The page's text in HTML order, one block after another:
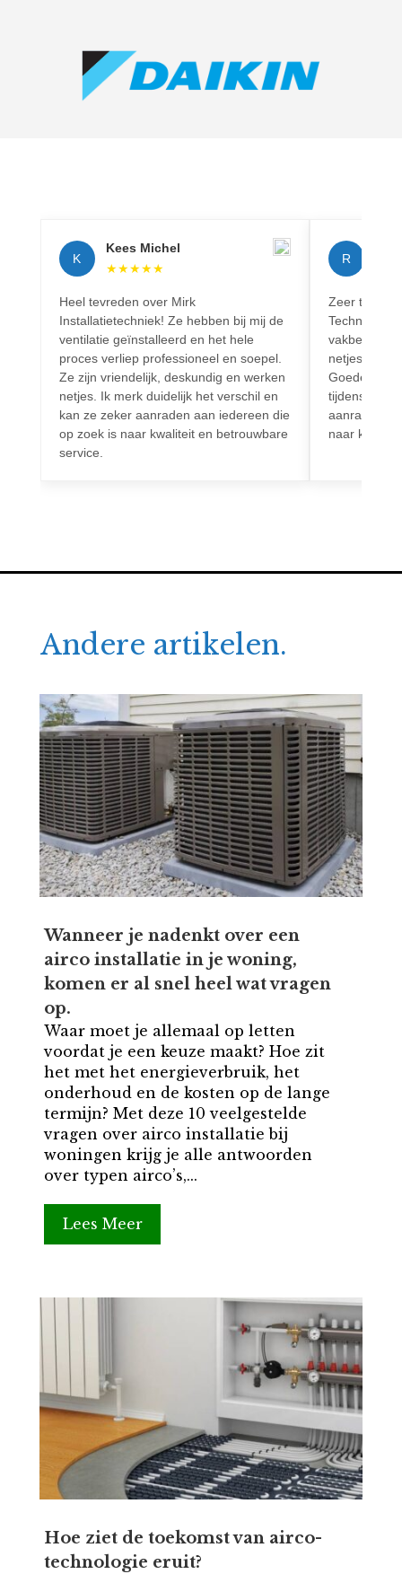
K
Kees Michel
★★★★★
Heel tevreden over Mirk
Installatietechniek! Ze hebben bij mij de
ventilatie geïnstalleerd en het hele
proces verliep professioneel en soepel.
Ze zijn vriendelijk, deskundig en werken
netjes. Ik merk duidelijk het verschil en
kan ze zeker aanraden aan iedereen die
op zoek is naar kwaliteit en betrouwbare
service.
R
Zeer
Techniek!
netjes en
Goede
tijdens het
aanrader
naar
Andere artikelen.
Wanneer je nadenkt over een
airco installatie in je woning,
komen er al snel heel wat vragen
op.
Waar moet je allemaal op letten
voordat je een keuze maakt? Hoe zit
het met het energieverbruik, het
onderhoud en de kosten op de lange
termijn? Met deze 10 veelgestelde
vragen over airco installatie bij
woningen krijg je alle antwoorden
over typen airco’s,...
Lees Meer
Hoe ziet de toekomst van airco-
technologie eruit?